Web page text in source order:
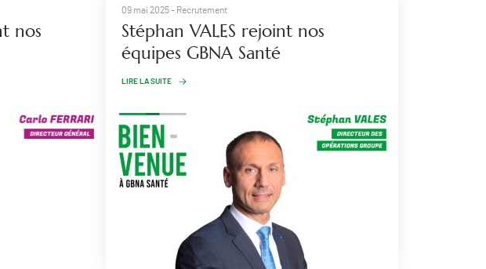
nos
09 mai 2025- Recrutement
Stéphan VALES rejoint nos
équipes GBNA Santé
LIRE LA SUITE